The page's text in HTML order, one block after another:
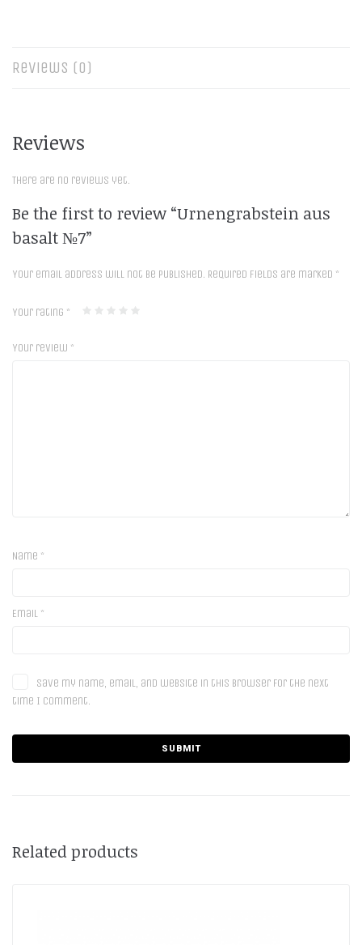
Reviews (0)
Reviews
There are no reviews yet.
Be the first to review “Urnengrabstein aus
basalt №7”
Your email address will not be published. Required fields are marked *
Your rating *
Your review *
Name *
Email *
Save my name, email, and website in this browser for the next
time I comment.
Related products